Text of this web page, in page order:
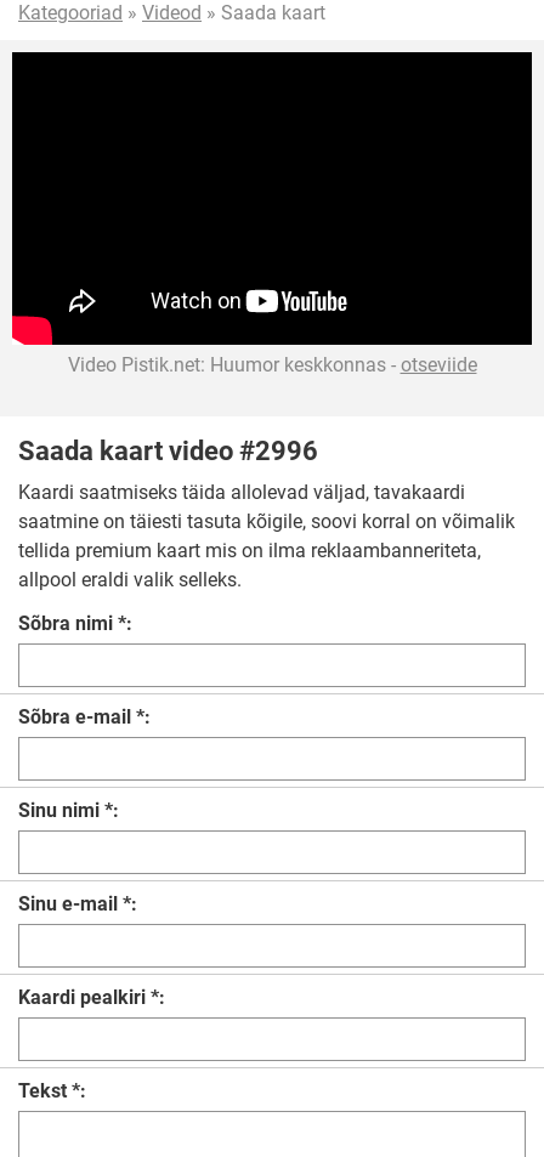
Kategooriad » Videod » Saada kaart
Video Pistik.net: Huumor keskkonnas - otseviide
Saada kaart video #2996
Kaardi saatmiseks täida allolevad väljad, tavakaardi
saatmine on täiesti tasuta kõigile, soovi korral on võimalik
tellida premium kaart mis on ilma reklaambanneriteta,
allpool eraldi valik selleks.
Sõbra nimi *:
Sõbra e-mail *:
Sinu nimi *:
Sinu e-mail *:
Kaardi pealkiri *:
Tekst *: